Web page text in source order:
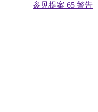
参见提案 65 警告